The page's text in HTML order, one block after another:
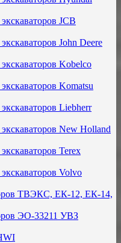
JCB
John Deere
Kobelco
Komatsu
Liebherr
New Holland
Terex
Volvo
ТВЭКС, ЕК-12, ЕК-14,
ЭО-33211 УВЗ